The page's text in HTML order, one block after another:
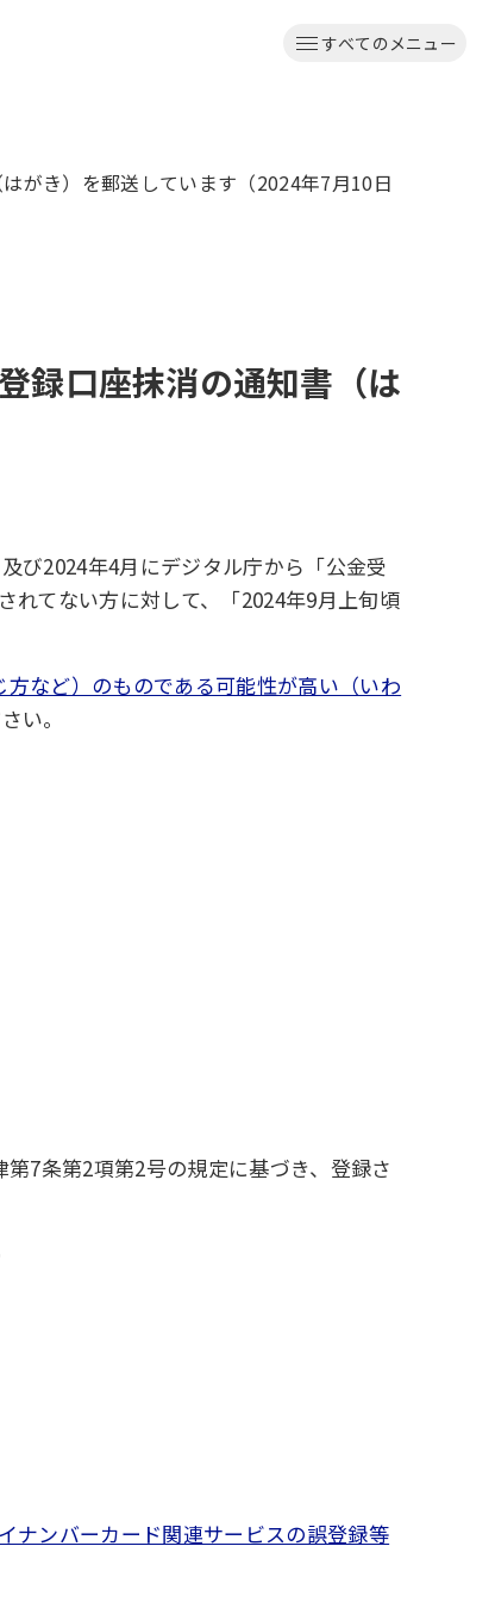
すべてのメニュー
がき）を郵送しています（2024年7月10日
録口座抹消の通知書（は
び2024年4月にデジタル庁から「公金受
てない方に対して、「2024年9月上旬頃
など）のものである可能性が高い（いわ
い。
7条第2項第2号の規定に基づき、登録さ
ナンバーカード関連サービスの誤登録等